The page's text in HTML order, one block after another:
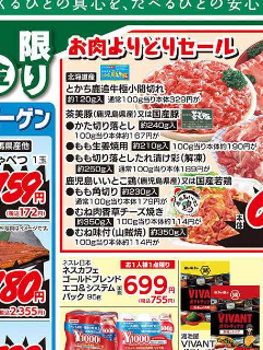
豚肩ロース
豚肩ロースと
炒め物